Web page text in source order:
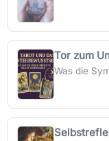
Tor zum
Was die